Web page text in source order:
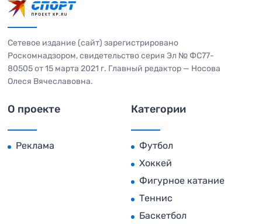
Сетевое издание (сайт) зарегистрировано
Роскомнадзором, свидетельство серия Эл № ФС77-
80505 от 15 марта 2021 г. Главный редактор — Носова
Олеся Вячеславовна.
О проекте
Реклама
Категории
Футбол
Хоккей
Фигурное катание
Теннис
Баскетбол